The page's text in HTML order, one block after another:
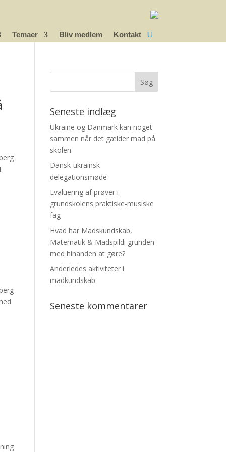
Temaer Bliv medlem Kontakt
Seneste indlæg
Ukraine og Danmark kan noget
sammen når det gælder mad på
skolen
Dansk-ukrainsk
delegationsmøde
Evaluering af prøver i
grundskolens praktiske-musiske
fag
Hvad har Madskundskab,
Matematik & Madspildi grunden
med hinanden at gøre?
Anderledes aktiviteter i
madkundskab
Seneste kommentarer